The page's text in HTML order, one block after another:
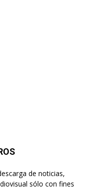
de noticias,
sólo con fines